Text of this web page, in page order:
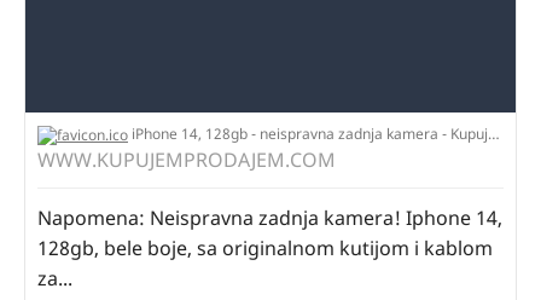
iPhone 14, 128gb - neispravna zadnja kamera - KupujemProdajem
WWW.KUPUJEMPRODAJEM.COM
Napomena: Neispravna zadnja kamera! Iphone 14,
128gb, bele boje, sa originalnom kutijom i kablom
za...